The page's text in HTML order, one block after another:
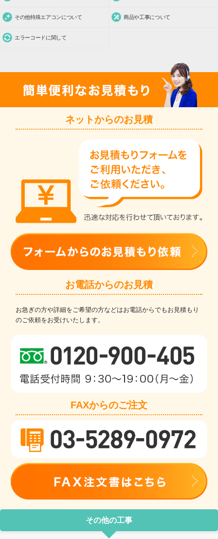
その他特殊エアコンについて 商品や工事について
エラーコードに関して
ネットからのお見積
お電話からのお見積
お急ぎの方や詳細をご希望の方などはお電話からでもお見積もり
のご依頼をお受けいたします。
FAXからのご注文
その他の工事